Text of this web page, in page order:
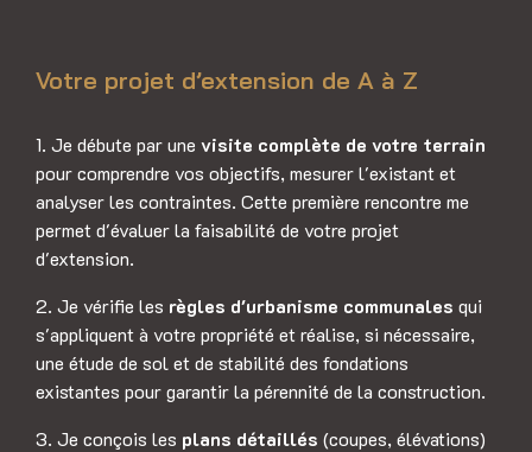
Votre projet d’extension de A à Z
1. Je débute par une visite complète de votre terrain
pour comprendre vos objectifs, mesurer l'existant et
analyser les contraintes. Cette première rencontre me
permet d'évaluer la faisabilité de votre projet
d'extension.
2. Je vérifie les règles d'urbanisme communales qui
s'appliquent à votre propriété et réalise, si nécessaire,
une étude de sol et de stabilité des fondations
existantes pour garantir la pérennité de la construction.
3. Je conçois les plans détaillés (coupes, élévations)